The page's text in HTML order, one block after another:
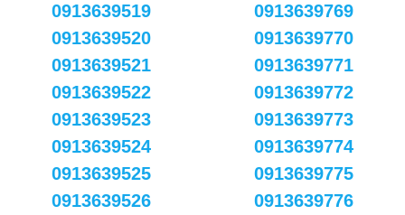
0913639519
0913639520
0913639521
0913639522
0913639523
0913639524
0913639525
0913639526
0913639769
0913639770
0913639771
0913639772
0913639773
0913639774
0913639775
0913639776